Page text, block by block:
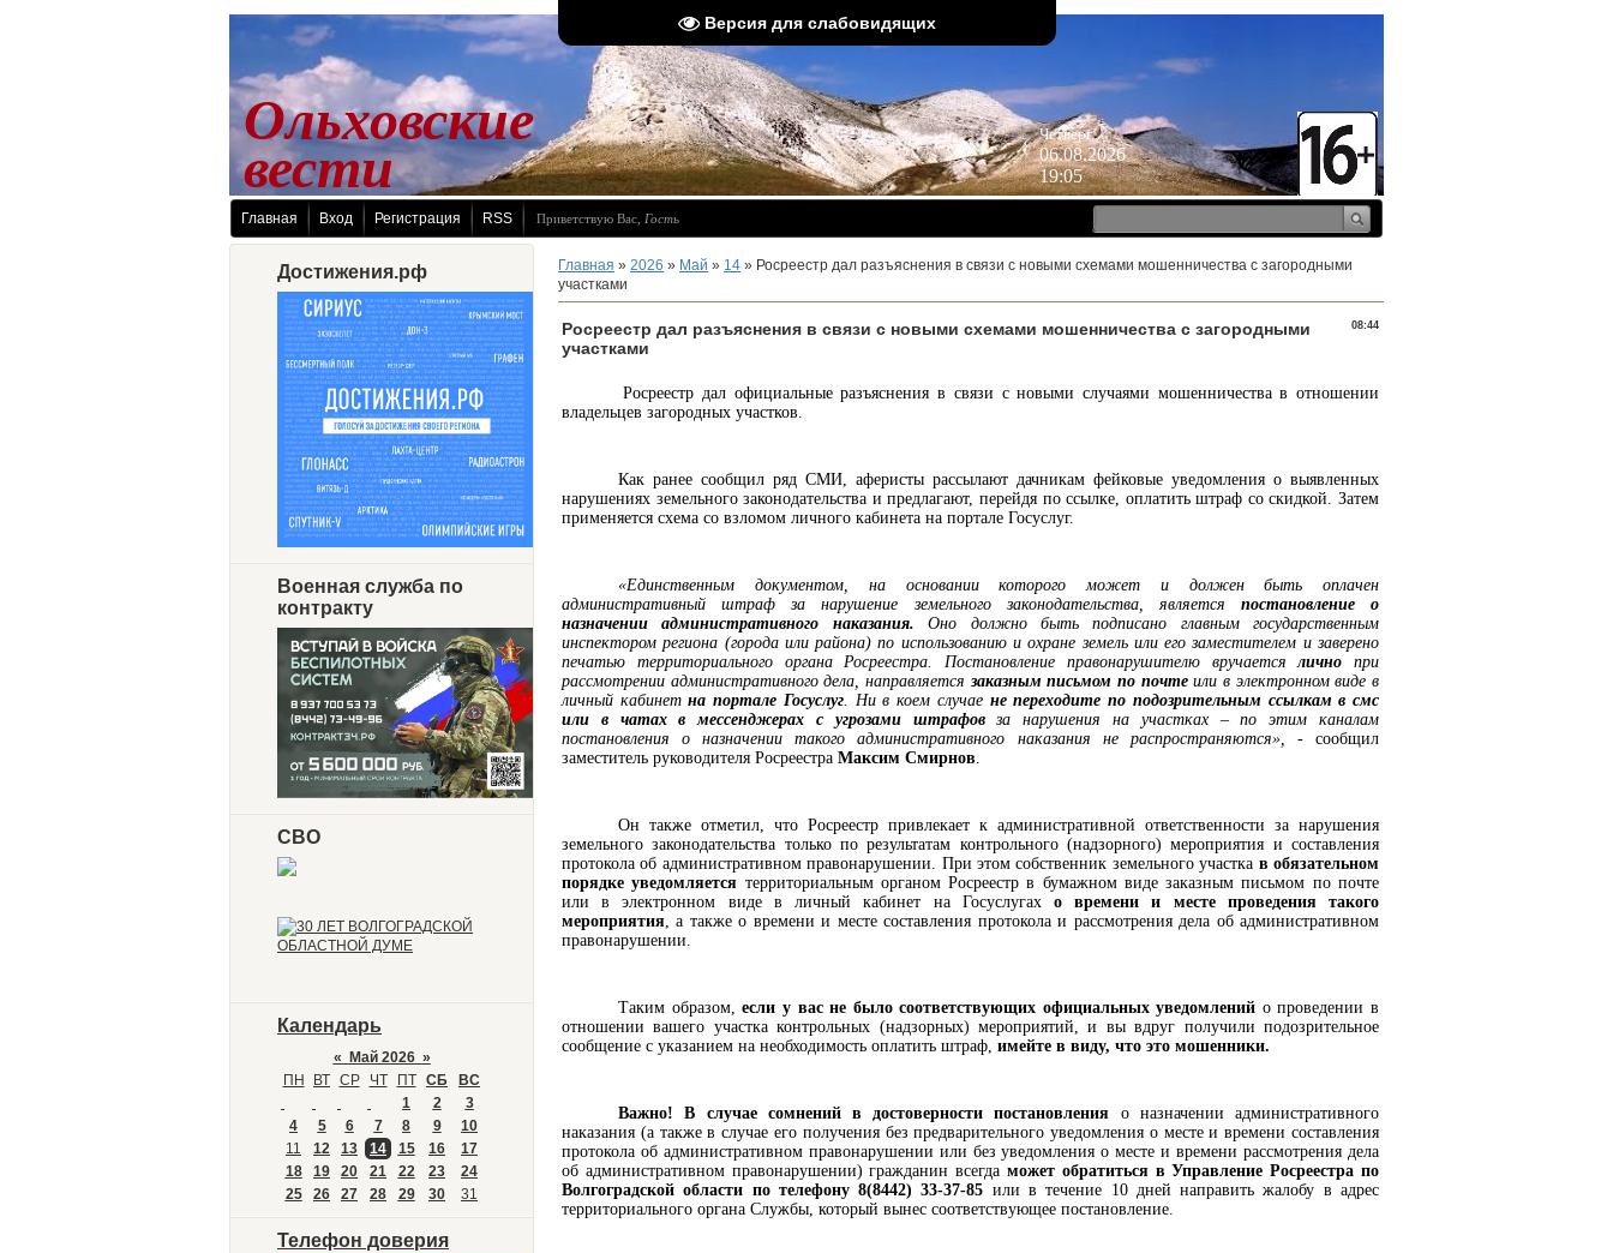
Версия для слабовидящих
Четверг
06.08.2026
19:05
Ольховские
вести
Главная Вход Регистрация RSS Приветствую Вас Гость
Достижения.рф
Военная служба по
контракту
СВО
Календарь
« Май 2026 »
ПН
ВТ СР ЧТ ПТ СБ
ВС
1
2
3
4
5 6 7 8 9
10
11
12 13 14 15 16
17
18
19 20 21 22 23
24
25
26 27 28 29 30 31
Телефон доверия
Главная » 2026 » Май » 14 » Росреестр дал разъяснения в связи с новыми схемами мошенничества с загородными
участками
08:44
Росреестр дал разъяснения в связи с новыми схемами мошенничества с загородными
участками
Росреестр дал официальные разъяснения в связи с новыми случаями мошенничества в отношении
владельцев загородных участков.
Как ранее сообщил ряд СМИ, аферисты рассылают дачникам фейковые уведомления о выявленных
нарушениях земельного законодательства и предлагают, перейдя по ссылке, оплатить штраф со скидкой. Затем
применяется схема со взломом личного кабинета на портале Госуслуг.
«Единственным документом, на основании которого может и должен быть оплачен
административный штраф за нарушение земельного законодательства, является постановление о
назначении административного наказания.Оно должно быть подписано главным государственным
инспектором региона (города или района) по использованию и охране земель или его заместителем и заверено
печатью территориального органа Росреестра. Постановление правонарушителю вручаетсялично при
рассмотрении административного дела, направляетсязаказным письмом по почтеили в электронном виде в
личный кабинетна портале Госуслуг. Ни в коем случае не переходите по подозрительным ссылкам в смс
или в чатах в мессенджерах с угрозами штрафовза нарушения на участках – по этим каналам
постановления о назначении такого административного наказания не распространяются», - сообщил
заместитель руководителя Росреестра Максим Смирнов.
Он также отметил, что Росреестр привлекает к административной ответственности за нарушения
земельного законодательства только по результатам контрольного (надзорного) мероприятия и составления
протокола об административном правонарушении. При этом собственник земельного участка в обязательном
порядке уведомляется территориальным органом Росреестр в бумажном виде заказным письмом по почте
или в электронном виде в личный кабинет на Госуслугах о времени и месте проведения такого
мероприятия, а также о времени и месте составления протокола и рассмотрения дела об административном
правонарушении.
Таким образом,если у вас не было соответствующих официальных уведомлений о проведении в
отношении вашего участка контрольных (надзорных) мероприятий, и вы вдруг получили подозрительное
сообщение с указанием на необходимость оплатить штраф, имейте в виду, что это мошенники.
Важно! В случае сомнений в достоверности постановления о назначении административного
наказания (а также в случае его получения без предварительного уведомления о месте и времени составления
протокола об административном правонарушении или без уведомления о месте и времени рассмотрения дела
об административном правонарушении) гражданин всегда может обратиться в Управление Росреестра по
Волгоградской области по телефону 8(8442) 33-37-85 или в течение 10 дней направить жалобу в адрес
территориального органа Службы, который вынес соответствующее постановление.